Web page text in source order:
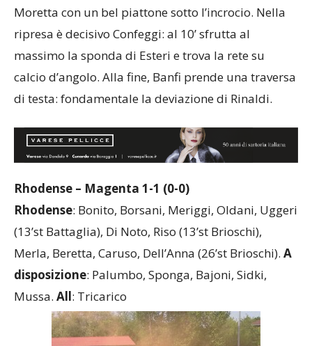
massimo la sponda di Esteri e trova la rete su
Rhodense – Magenta 1-1 (0-0)
Rhodense: Bonito, Borsani, Meriggi, Oldani, Uggeri
(13’st Battaglia), Di Noto, Riso (13’st Brioschi),
Merla, Beretta, Caruso, Dell’Anna (26’st Brioschi).
disposizione: Palumbo, Sponga, Bajoni, Sidki,
Mussa.All: Tricarico